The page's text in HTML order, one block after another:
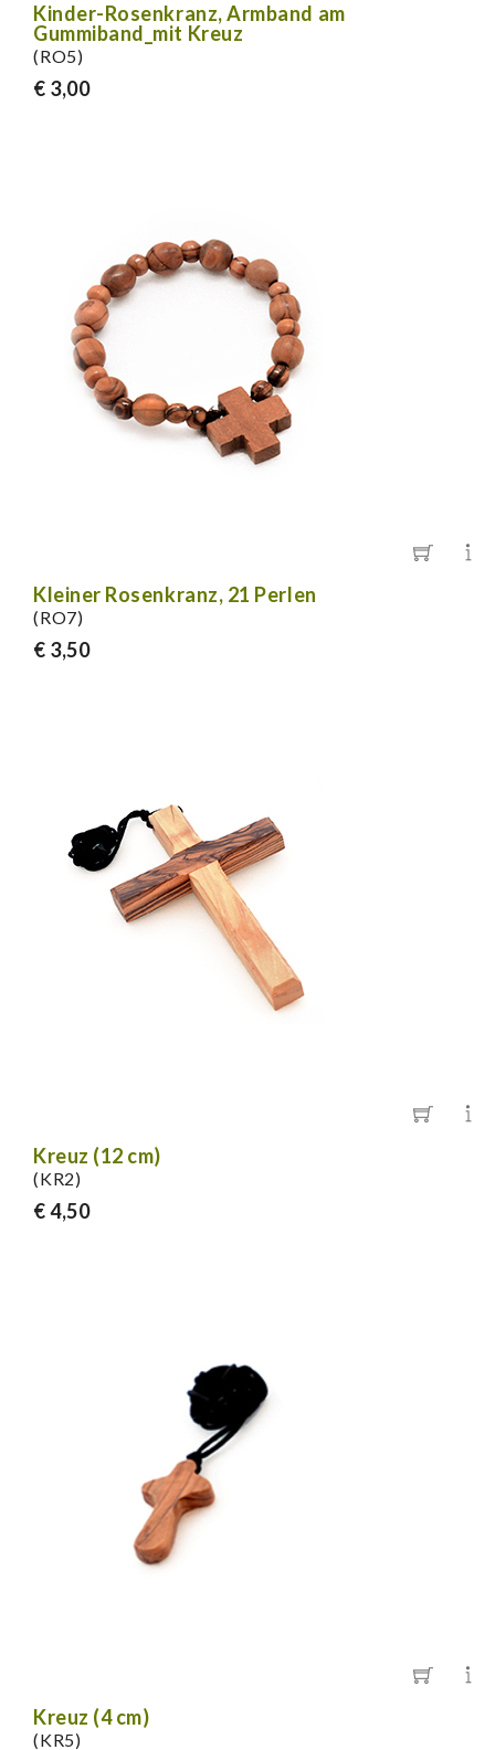
Kinder-Rosenkranz, Armband am
Gummiband_mit Kreuz
(RO5)
€ 3,00
Kleiner Rosenkranz, 21 Perlen
(RO7)
€ 3,50
Kreuz (12 cm)
(KR2)
€ 4,50
Kreuz (4 cm)
(KR5)